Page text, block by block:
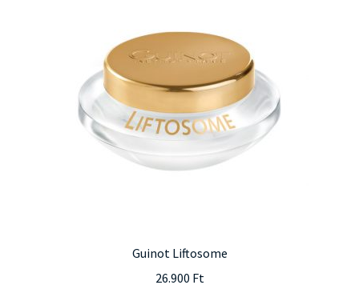
Guinot Liftosome
26.900 Ft